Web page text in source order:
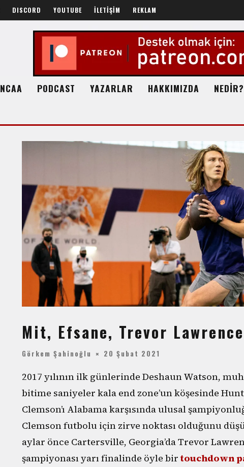
DISCORD YOUTUBE İLETİŞİM REKLAM
NCAA PODCAST YAZARLAR HAKKIMIZDA NEDİR?
Mit, Efsane, Trevor Lawrence
Görkem Şahinoğlu 20 Şubat 2021
2017 yılının ilk günlerinde Deshaun Watson,
bitime saniyeler kala end zone’un köşesinde
Clemson’ı Alabama karşısında ulusal
Clemson futbolu için zirve noktası olduğunu
aylar önce Cartersville, Georgia’da Trevor
şampiyonası yarı finalinde öyle birtouchdown